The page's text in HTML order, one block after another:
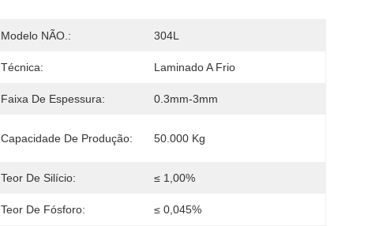
Modelo NÃO.: 304L
Técnica: Laminado A Frio
Faixa De Espessura: 0.3mm-3mm
Capacidade De Produção: 50.000 Kg
Teor De Silício: ≤ 1,00%
Teor De Fósforo: ≤ 0,045%